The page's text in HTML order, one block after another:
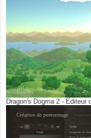
Dragon's Dogma 2 -